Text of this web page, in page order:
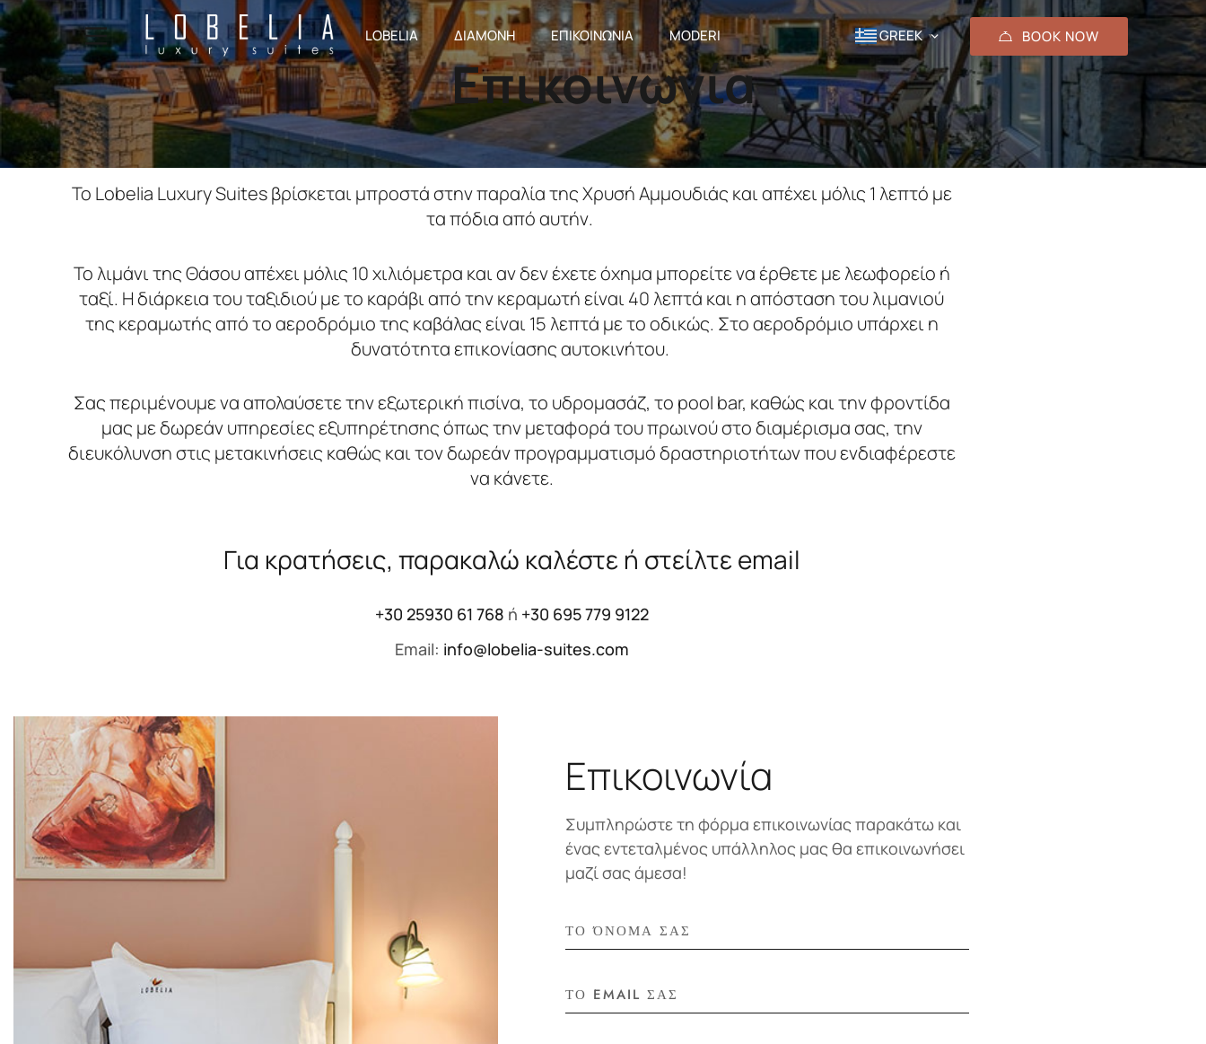
LOBELIA ΔΙΑΜΟΝΗ ΕΠΙΚΟΙΝΩΝΙΑ MODERI GREEK ▼ BOOK NOW
Επικοινωνία
Το Lobelia Luxury Suites βρίσκεται μπροστά στην παραλία της Χρυσή Αμμουδιάς και απέχει μόλις 1 λεπτό με
τα πόδια από αυτήν.
Το λιμάνι της Θάσου απέχει μόλις 10 χιλιόμετρα και αν δεν έχετε όχημα μπορείτε να έρθετε με λεωφορείο ή
ταξί. Η διάρκεια του ταξιδιού με το καράβι από την κεραμωτή είναι 40 λεπτά και η απόσταση του λιμανιού
της κεραμωτής από το αεροδρόμιο της καβάλας είναι 15 λεπτά με το οδικώς. Στο αεροδρόμιο υπάρχει η
δυνατότητα επικονίασης αυτοκινήτου.
Σας περιμένουμε να απολαύσετε την εξωτερική πισίνα, το υδρομασάζ, το pool bar, καθώς και την φροντίδα
μας με δωρεάν υπηρεσίες εξυπηρέτησης όπως την μεταφορά του πρωινού στο διαμέρισμα σας, την
διευκόλυνση στις μετακινήσεις καθώς και τον δωρεάν προγραμματισμό δραστηριοτήτων που ενδιαφέρεστε
να κάνετε.
Για κρατήσεις, παρακαλώ καλέστε ή στείλτε email
+30 25930 61 768 ή +30 695 779 9122
Email: info@lobelia-suites.com
Επικοινωνία
Συμπληρώστε τη φόρμα επικοινωνίας παρακάτω και
ένας εντεταλμένος υπάλληλος μας θα επικοινωνήσει
μαζί σας άμεσα!